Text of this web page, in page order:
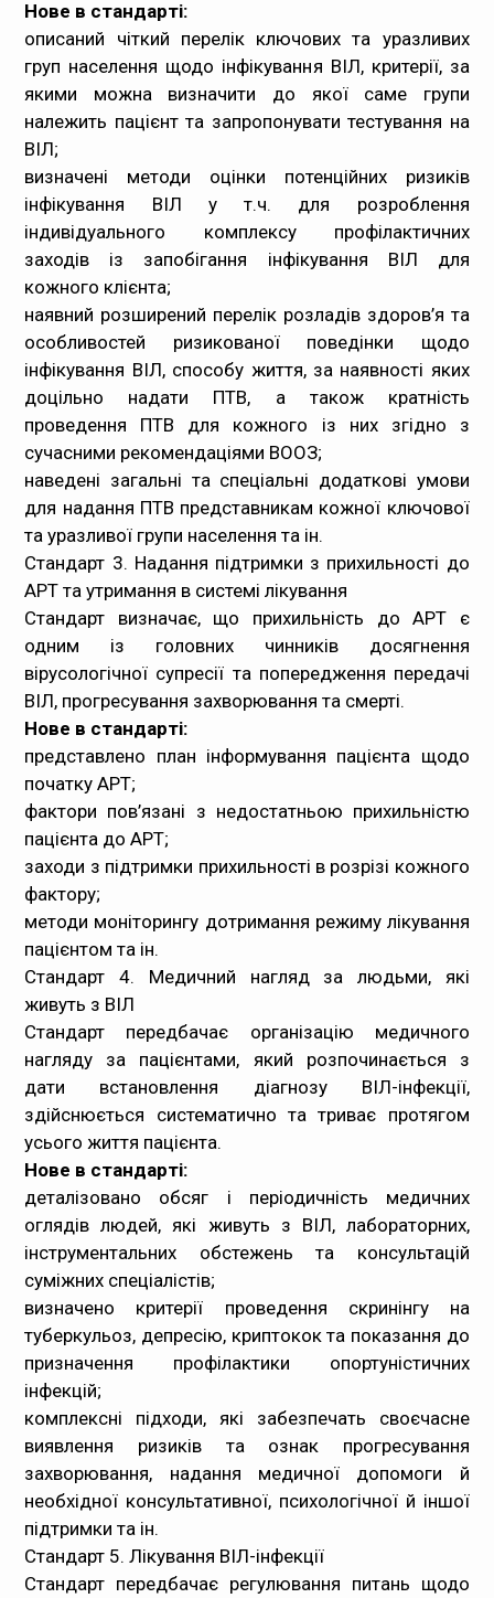
Нове в стандарті:
описаний чіткий перелік ключових та уразливих
груп населення щодо інфікування ВІЛ, критерії, за
якими можна визначити до якої саме групи
належить пацієнт та запропонувати тестування на
ВІЛ;
визначені методи оцінки потенційних ризиків
інфікування ВІЛ у т.ч. для розроблення
індивідуального комплексу профілактичних
заходів із запобігання інфікування ВІЛ для
кожного клієнта;
наявний розширений перелік розладів здоров’я та
особливостей ризикованої поведінки щодо
інфікування ВІЛ, способу життя, за наявності яких
доцільно надати ПТВ, а також кратність
проведення ПТВ для кожного із них згідно з
сучасними рекомендаціями ВООЗ;
наведені загальні та спеціальні додаткові умови
для надання ПТВ представникам кожної ключової
та уразливої групи населення та ін.
Стандарт 3. Надання підтримки з прихильності до
АРТ та утримання в системі лікування
Стандарт визначає, що прихильність до АРТ є
одним із головних чинників досягнення
вірусологічної супресії та попередження передачі
ВІЛ, прогресування захворювання та смерті.
Нове в стандарті:
представлено план інформування пацієнта щодо
початку АРТ;
фактори пов’язані з недостатньою прихильністю
пацієнта до АРТ;
заходи з підтримки прихильності в розрізі кожного
фактору;
методи моніторингу дотримання режиму лікування
пацієнтом та ін.
Стандарт 4. Медичний нагляд за людьми, які
живуть з ВІЛ
Стандарт передбачає організацію медичного
нагляду за пацієнтами, який розпочинається з
дати встановлення діагнозу ВІЛ-інфекції,
здійснюється систематично та триває протягом
усього життя пацієнта.
Нове в стандарті:
деталізовано обсяг і періодичність медичних
оглядів людей, які живуть з ВІЛ, лабораторних,
інструментальних обстежень та консультацій
суміжних спеціалістів;
визначено критерії проведення скринінгу на
туберкульоз, депресію, криптокок та показання до
призначення профілактики опортуністичних
інфекцій;
комплексні підходи, які забезпечать своєчасне
виявлення ризиків та ознак прогресування
захворювання, надання медичної допомоги й
необхідної консультативної, психологічної й іншої
підтримки та ін.
Стандарт 5. Лікування ВІЛ-інфекції
Стандарт передбачає регулювання питань щодо